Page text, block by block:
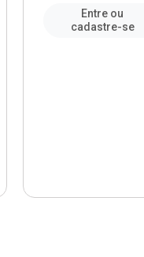
Entre ou
cadastre-se